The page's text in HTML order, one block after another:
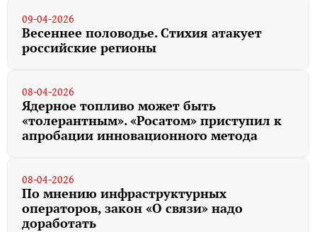
09-04-2026
Весеннее половодье. Стихия атакует
российские регионы
08-04-2026
Ядерное топливо может быть
«толерантным». «Росатом» приступил к
апробации инновационного метода
08-04-2026
По мнению инфраструктурных
операторов, закон «О связи» надо
доработать